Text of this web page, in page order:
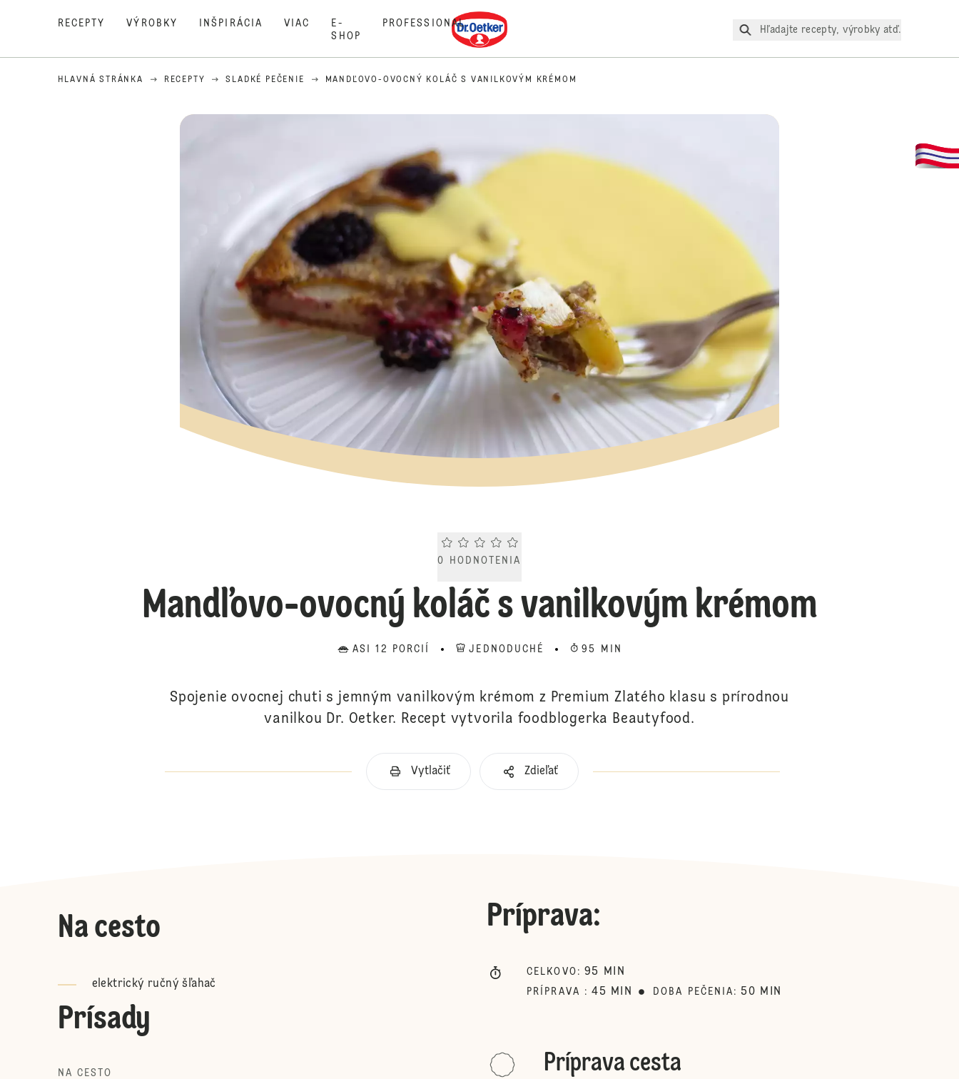
RECEPTY VÝROBKY INŠPIRÁCIA VIAC
E-
SHOP
PROFESSIONAL Dr. Oetker
Hľadajte recepty, výrobky atď.
HLAVNÁ STRÁNKA RECEPTY SLADKÉ PEČENIE MANDĽOVO-OVOCNÝ KOLÁČ S VANILKOVÝM KRÉMOM
Current rating 0.0. Click to rate.
0 HODNOTENIA
Mandľovo-ovocný koláč s vanilkovým krémom
ASI 12 PORCIÍ JEDNODUCHÉ 95 MIN
Spojenie ovocnej chuti s jemným vanilkovým krémom z Premium Zlatého klasu s prírodnou
vanilkou Dr. Oetker. Recept vytvorila foodblogerka Beautyfood.
Vytlačiť Zdieľať
Na cesto
elektrický ručný šľahač
Prísady
NA CESTO
Príprava:
CELKOVO : 95 MIN
PRÍPRAVA : 45 MIN DOBA PEČENIA : 50 MIN
Príprava cesta